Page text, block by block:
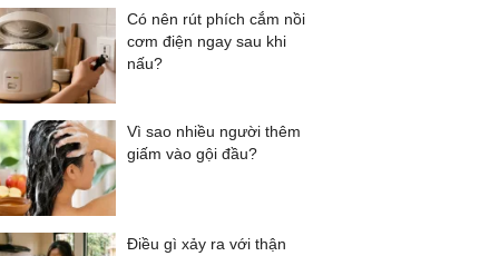
Có nên rút phích cắm nồi
cơm điện ngay sau khi
nấu?
Vì sao nhiều người thêm
giấm vào gội đầu?
Điều gì xảy ra với thận